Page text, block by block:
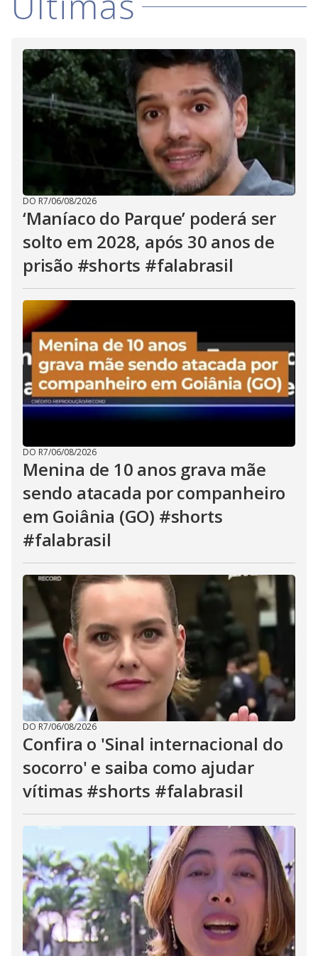
d
e
o
DO R7/06/08/2026
‘Maníaco do Parque’ poderá ser
solto em 2028, após 30 anos de
prisão #shorts #falabrasil
DO R7/06/08/2026
Menina de 10 anos grava mãe
sendo atacada por companheiro
em Goiânia (GO) #shorts
#falabrasil
DO R7/06/08/2026
Confira o 'Sinal internacional do
socorro' e saiba como ajudar
vítimas #shorts #falabrasil